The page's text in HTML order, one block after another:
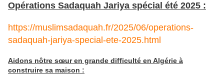
Opérations Sadaquah Jariya spécial été 2025 :
https://muslimsadaquah.fr/2025/06/operations-
sadaquah-jariya-special-ete-2025.html
Aidons nôtre sœur en grande difficulté en Algérie à
construire sa maison :